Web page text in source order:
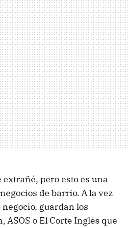
pero esto es una
de barrio. A la vez
guardan los
ASOS o El Corte Inglés que